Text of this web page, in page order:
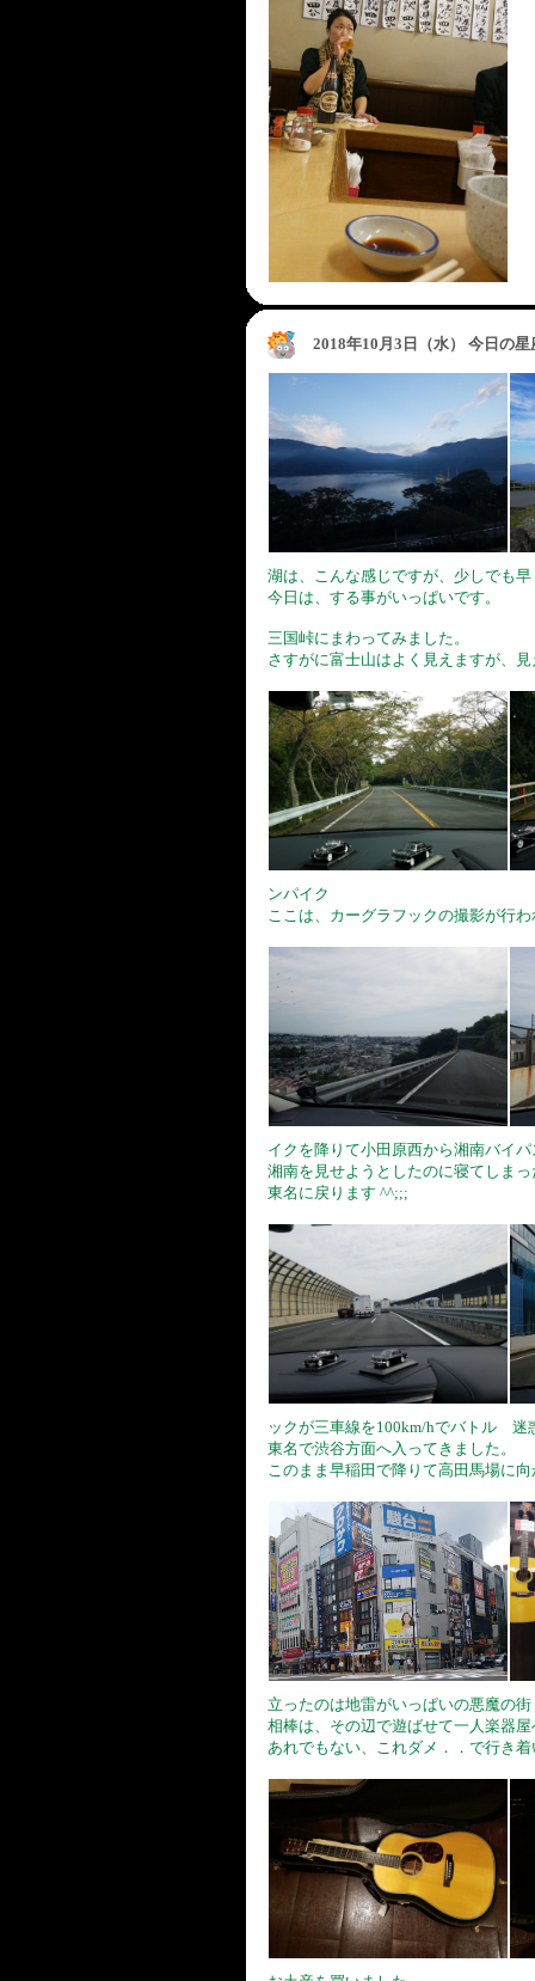
2018年10月3日（水） 今日の
湖は、こんな感じですが、少しでも
今日は、する事がいっぱいです。
三国峠にまわってみました。
さすがに富士山はよく見えますが、
ンパイク
ここは、カーグラフックの撮影が行
イクを降りて小田原西から湘南バイパ
湘南を見せようとしたのに寝てしまっ
東名に戻ります ^^;;;
ックが三車線を100km/hでバトル 迷
東名で渋谷方面へ入ってきました。
このまま早稲田で降りて高田馬場に
立ったのは地雷がいっぱいの悪魔の
相棒は、その辺で遊ばせて一人楽器屋
あれでもない、これダメ．．で行き